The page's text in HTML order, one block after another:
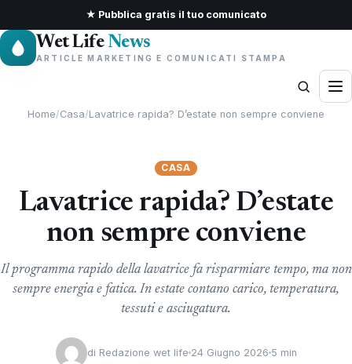
★ Pubblica gratis il tuo comunicato
Wet Life News
ARTICLE MARKETING E COMUNICATI STAMPA
Home/Casa/Lavatrice rapida? D’estate non sempre conviene
CASA
Lavatrice rapida? D’estate
non sempre conviene
Il programma rapido della lavatrice fa risparmiare tempo, ma non
sempre energia e fatica. In estate contano carico, temperatura,
tessuti e asciugatura.
di Redazione wet life 24 Giugno 2026 5 min